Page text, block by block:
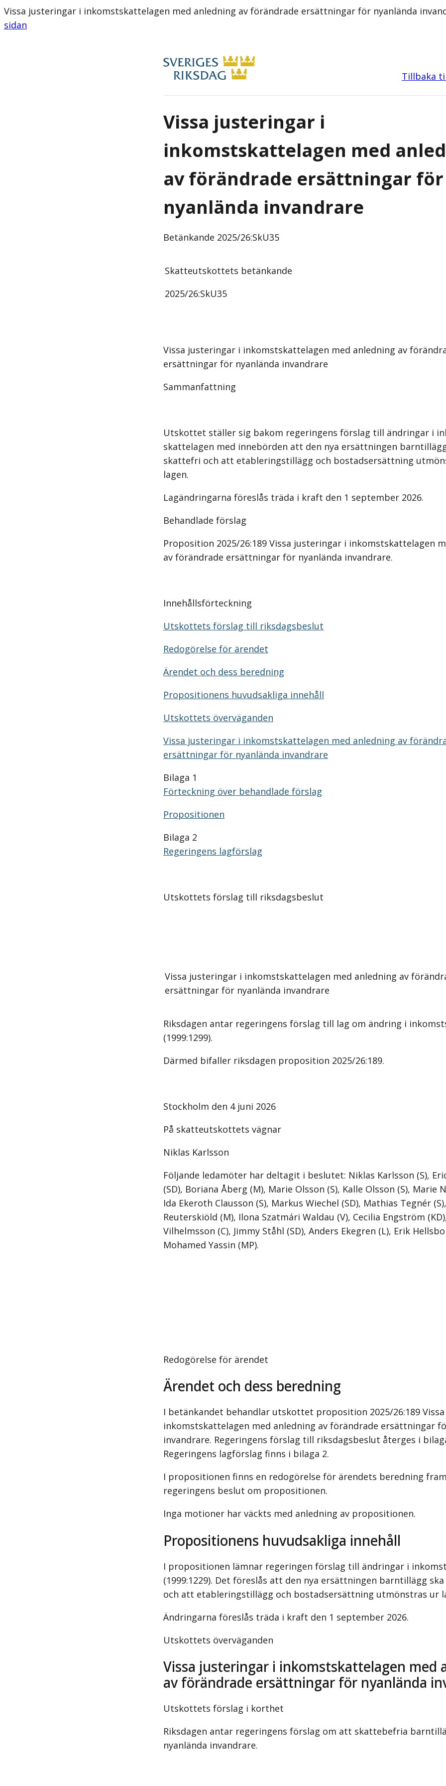
Vissa justeringar i inkomstskattelagen med anledning av förändrade ersättningar för nyanlända
sidan
Tillbaka
Vissa justeringar i
inkomstskattelagen med
av förändrade ersättningar för
nyanlända invandrare
Betänkande 2025/26:SkU35
Skatteutskottets betänkande
2025/26:SkU35
Vissa justeringar i inkomstskattelagen med anledning av
ersättningar för nyanlända invandrare
Sammanfattning
Utskottet ställer sig bakom regeringens förslag till ändringar i
skattelagen med innebörden att den nya ersättningen
skattefri och att etableringstillägg och bostadsersättning
lagen.
Lagändringarna föreslås träda i kraft den 1 september 2026.
Behandlade förslag
Proposition 2025/26:189 Vissa justeringar i inkomstskattelagen
av förändrade ersättningar för nyanlända invandrare.
Innehållsförteckning
Utskottets förslag till riksdagsbeslut
Redogörelse för ärendet
Ärendet och dess beredning
Propositionens huvudsakliga innehåll
Utskottets överväganden
Vissa justeringar i inkomstskattelagen med anledning av
ersättningar för nyanlända invandrare
Bilaga 1
Förteckning över behandlade förslag
Propositionen
Bilaga 2
Regeringens lagförslag
Utskottets förslag till riksdagsbeslut
Vissa justeringar i inkomstskattelagen med anledning av
ersättningar för nyanlända invandrare
Riksdagen antar regeringens förslag till lag om ändring i
(1999:1299).
Därmed bifaller riksdagen proposition 2025/26:189.
Stockholm den 4 juni 2026
På skatteutskottets vägnar
Niklas Karlsson
Följande ledamöter har deltagit i beslutet: Niklas Karlsson (S),
(SD), Boriana Åberg (M), Marie Olsson (S), Kalle Olsson (S), Marie
Ida Ekeroth Clausson (S), Markus Wiechel (SD), Mathias Tegnér
Reuterskiöld (M), Ilona Szatmári Waldau (V), Cecilia Engström
Vilhelmsson (C), Jimmy Ståhl (SD), Anders Ekegren (L), Erik
Mohamed Yassin (MP).
Redogörelse för ärendet
Ärendet och dess beredning
I betänkandet behandlar utskottet proposition 2025/26:189
inkomstskattelagen med anledning av förändrade ersättningar
invandrare. Regeringens förslag till riksdagsbeslut återges i
Regeringens lagförslag finns i bilaga 2.
I propositionen finns en redogörelse för ärendets beredning
regeringens beslut om propositionen.
Inga motioner har väckts med anledning av propositionen.
Propositionens huvudsakliga innehåll
I propositionen lämnar regeringen förslag till ändringar i
(1999:1229). Det föreslås att den nya ersättningen barntillägg
och att etableringstillägg och bostadsersättning utmönstras ur
Ändringarna föreslås träda i kraft den 1 september 2026.
Utskottets överväganden
Vissa justeringar i inkomstskattelagen med
av förändrade ersättningar för nyanlända
Utskottets förslag i korthet
Riksdagen antar regeringens förslag om att skattebefria
nyanlända invandrare.